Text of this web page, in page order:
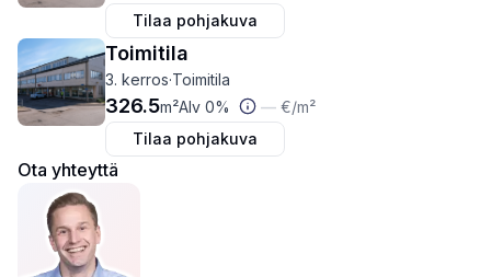
Tilaa pohjakuva
Toimitila
3. kerros·Toimitila
326.5m²Alv 0% — €/m²
Tilaa pohjakuva
Ota yhteyttä